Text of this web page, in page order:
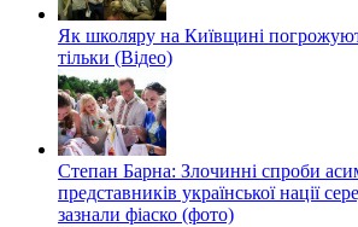
Як школяру на Київщині
тільки (Відео)
Степан Барна: Злочинні спроби
представників української нації
зазнали фіаско (фото)